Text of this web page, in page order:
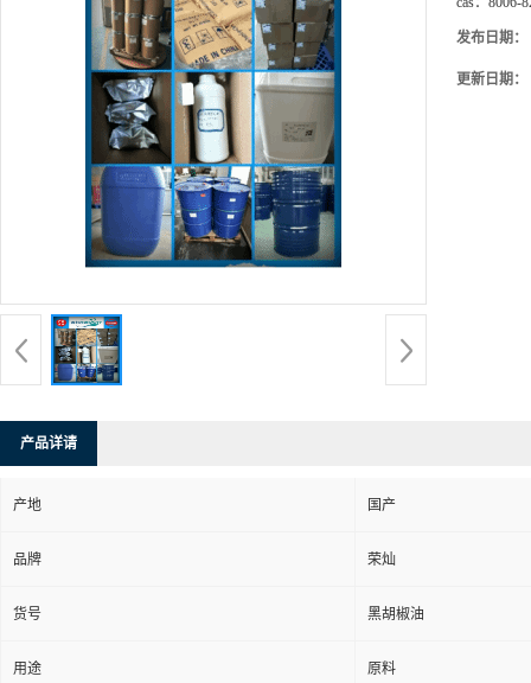
发布日期：
更新日期：
产品详请
产地 国产
品牌 荣灿
货号 黑胡椒油
用途 原料